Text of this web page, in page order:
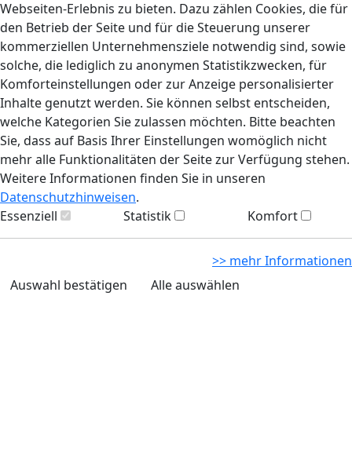
Webseiten-Erlebnis zu bieten. Dazu zählen Cookies, die für
den Betrieb der Seite und für die Steuerung unserer
kommerziellen Unternehmensziele notwendig sind, sowie
solche, die lediglich zu anonymen Statistikzwecken, für
Komforteinstellungen oder zur Anzeige personalisierter
Inhalte genutzt werden. Sie können selbst entscheiden,
welche Kategorien Sie zulassen möchten. Bitte beachten
Sie, dass auf Basis Ihrer Einstellungen womöglich nicht
mehr alle Funktionalitäten der Seite zur Verfügung stehen.
Weitere Informationen finden Sie in unseren
Datenschutzhinweisen.
Essenziell
Statistik Komfort
>> mehr Informationen
Auswahl bestätigen
Alle auswählen